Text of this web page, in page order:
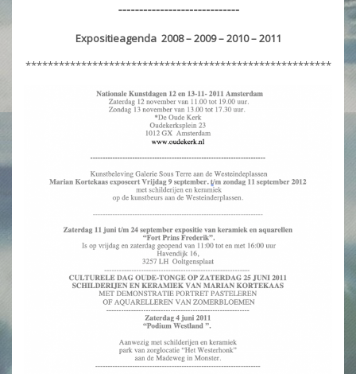
Expositieagenda 2008 – 2009 – 2010 – 2011
*******************************************************